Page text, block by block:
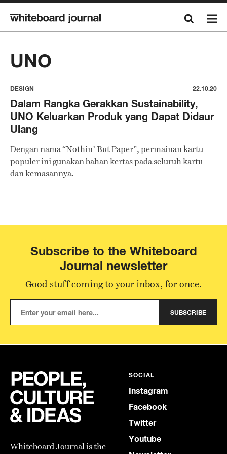
UNO
DESIGN 22.10.20
Dalam Rangka Gerakkan Sustainability,
UNO Keluarkan Produk yang Dapat Didaur
Ulang
Dengan nama “Nothin’ But Paper”, permainan kartu
populer ini gunakan bahan kertas pada seluruh kartu
dan kemasannya.
Subscribe to the Whiteboard
Journal newsletter
Good stuff coming to your inbox, for once.
SUBSCRIBE
Whiteboard Journal is the
SOCIAL
Instagram
Facebook
Twitter
Youtube